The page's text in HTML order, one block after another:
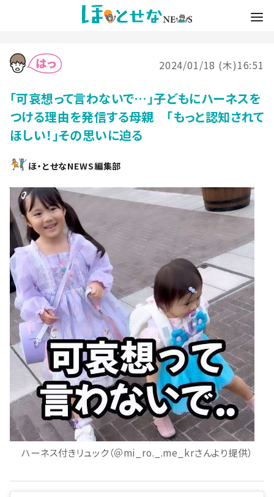
2024/01/18 (木)16:51
「可哀想って言わないで…」子どもにハーネスを
つける理由を発信する母親 「もっと認知されて
ほしい！」その思いに迫る
ほ・とせなNEWS編集部
ハーネス付きリュック（＠mi_ro._.me_krさんより提供）